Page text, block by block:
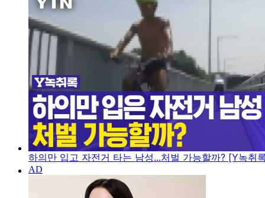
하의만 입고 자전거 타는 남성...처벌 가능할까? [Y녹취